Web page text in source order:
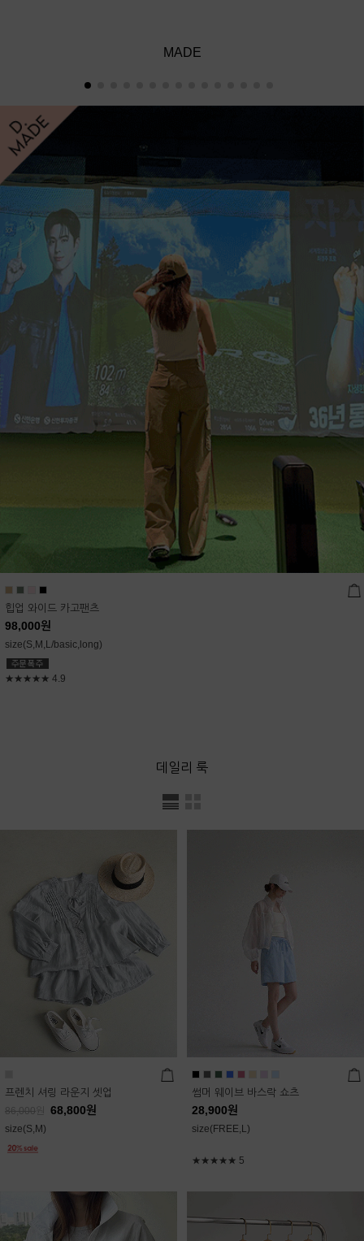
MADE
힙업 와이드 카고팬츠
98,000원
size(S,M,L/basic,long)
★★★★★ 4.9
데일리 룩
프렌치 셔링 라운지 셋업
86,000 68,800원
size(S,M)
썸머 웨이브 바스락 쇼츠
28,900원
size(FREE,L)
★★★★★ 5